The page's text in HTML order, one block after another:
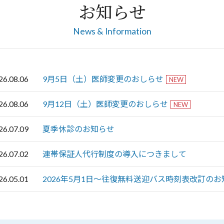
お知らせ
News & Information
9月5日（土）医師変更のおしらせ NEW
9月12日（土）医師変更のおしらせ NEW
夏季休診のお知らせ
連帯保証人代行制度の導入につきまして
2026年5月1日～往復無料送迎バス時刻表改訂のお